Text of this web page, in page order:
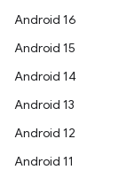
Android 16
Android 15
Android 14
Android 13
Android 12
Android 11